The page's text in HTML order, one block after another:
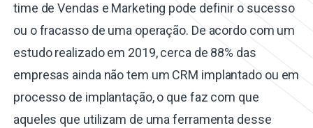
time de Vendas e Marketing pode definir o sucesso
ou o fracasso de uma operação. De acordo com um
estudo realizado em 2019, cerca de 88% das
empresas ainda não tem um CRM implantado ou em
processo de implantação, o que faz com que
aqueles que utilizam de uma ferramenta desse